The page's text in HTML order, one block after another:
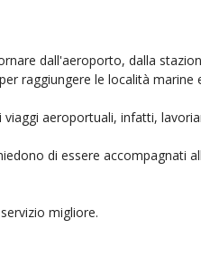
dall'aeroporto, dalla
raggiungere le località marine
aeroportuali, infatti,
di essere accompagnati
migliore.